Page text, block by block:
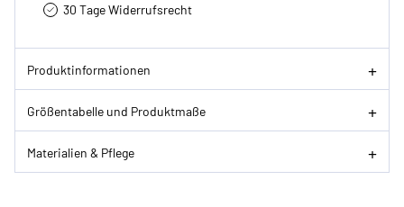
30 Tage Widerrufsrecht
Produktinformationen
Größentabelle und Produktmaße
Materialien & Pflege